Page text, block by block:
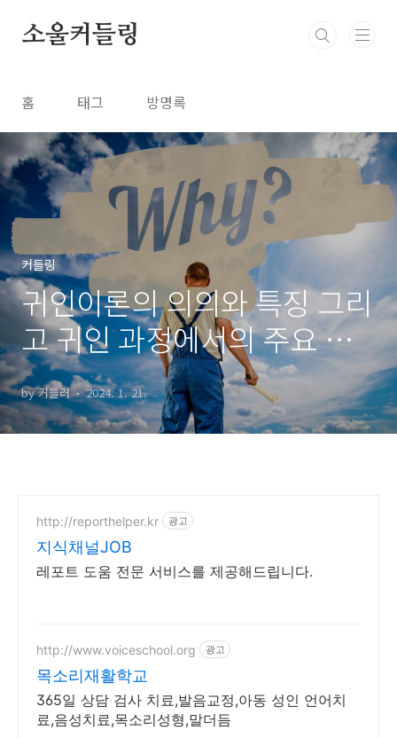
소울커들링
홈 태그 방명록
커들링
귀인이론의 의의와 특징 그리
고 귀인 과정에서의 주요 오
류
by 커들러 2024. 1. 21.
http://reporthelper.kr 광고
지식채널JOB
레포트 도움 전문 서비스를 제공해드립니다.
http://www.voiceschool.org 광고
목소리재활학교
365일 상담 검사 치료,발음교정,아동 성인 언어치
료,음성치료,목소리성형,말더듬